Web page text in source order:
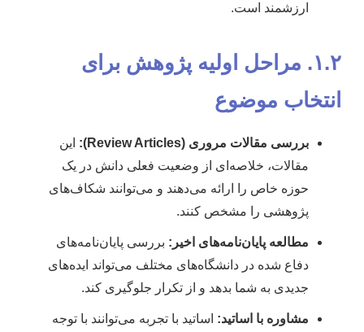
ارزشمند است.
۱.۲. مراحل اولیه پژوهش برای
انتخاب موضوع
بررسی مقالات مروری (Review Articles):
این
مقالات، خلاصه‌ای از وضعیت فعلی دانش در یک
حوزه خاص را ارائه می‌دهند و می‌توانند شکاف‌های
پژوهشی را مشخص کنند.
مطالعه پایان‌نامه‌های اخیر: بررسی پایان‌نامه‌های
دفاع شده در دانشگاه‌های مختلف می‌تواند ایده‌های
جدیدی به شما بدهد و از تکرار جلوگیری کند.
مشاوره با اساتید: اساتید با تجربه می‌توانند با توجه